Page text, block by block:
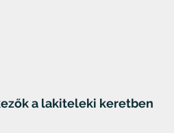
a lakiteleki keretben